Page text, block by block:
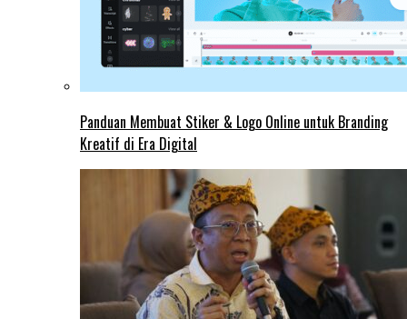
Panduan Membuat Stiker & Logo Online untuk Branding
Kreatif di Era Digital